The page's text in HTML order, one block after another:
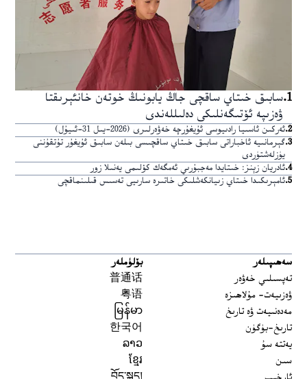
1
.سابىق خىتاي ساقچى جاڭ يابونىڭ خوتەن خانئېرىقتا
ۋەزىپە ئۆتىگەنلىكى دەلىللەندى
2
.ئەركىن ئاسىيا رادىيوسى ئۇيغۇرچە خەۋەرلىرى (2026-يىل 31-ئىيۇل)
3
.گېرمانىيە ئاخباراتى سابىق خىتاي ساقچىسى بىلەن سابىق ئۇيغۇر تۇتقۇننى
يۈزلەشتۈردى
4
.ئادريان زېنز: خىتايدا مەجبۇرىي ئەمگەك كۆلىمى يەنىلا زور
5
.ئامېرىكىدا خىتاي زىيانكەشلىكى خاتىرە سارىيى تەسىس قىلىنماقچى
سەھىپىلەر
تەپسىلىي خەۋەر
ۋەزىيەت- مۇلاھىزە
مەدەنىيەت ۋە تارىخ
تارىخ-بۈگۈن
يەتتە سۇ
سىن
بۆلۈملەر
普通话
粤语
မြန်မာ
한국어
ລາວ
ខ្មែរ